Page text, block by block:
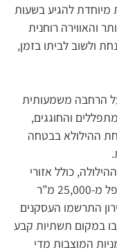
מיוחדת להגיע בשעות
והאווירה רוחנית
ולשוב לביתו בזמן,
הרחבה משמעותית
והחוגגים,
ההילולא בבטחה
כולל אזורי
ההדלקות, החלאק’ה ואוהלי התפילה, הוכפל מ-25,000 מ”ר
התרשמו העסקנים
במקום תשתיות קבע
המוצבות מדי